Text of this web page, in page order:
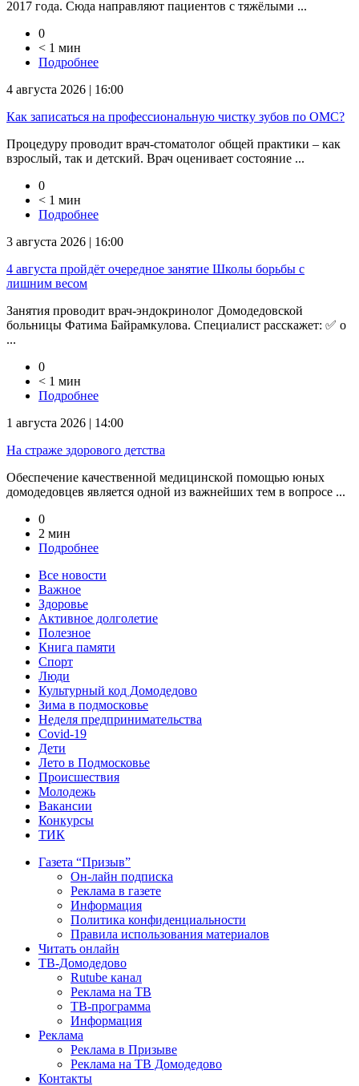
2017 года. Сюда направляют пациентов с тяжёлыми ...
0
< 1 мин
Подробнее
4 августа 2026 | 16:00
Как записаться на профессиональную чистку зубов по ОМС?
Процедуру проводит врач-стоматолог общей практики – как
взрослый, так и детский. Врач оценивает состояние ...
0
< 1 мин
Подробнее
3 августа 2026 | 16:00
4 августа пройдёт очередное занятие Школы борьбы с
лишним весом
Занятия проводит врач-эндокринолог Домодедовской
больницы Фатима Байрамкулова. Специалист расскажет: ✅ о
...
0
< 1 мин
Подробнее
1 августа 2026 | 14:00
На страже здорового детства
Обеспечение качественной медицинской помощью юных
домодедовцев является одной из важнейших тем в вопросе ...
0
2 мин
Подробнее
Все новости
Важное
Здоровье
Активное долголетие
Полезное
Книга памяти
Спорт
Люди
Культурный код Домодедово
Зима в подмосковье
Неделя предпринимательства
Covid-19
Дети
Лето в Подмосковье
Происшествия
Молодежь
Вакансии
Конкурсы
ТИК
Газета “Призыв”
Он-лайн подписка
Реклама в газете
Информация
Политика конфиденциальности
Правила использования материалов
Читать онлайн
ТВ-Домодедово
Rutube канал
Реклама на ТВ
ТВ-программа
Информация
Реклама
Реклама в Призыве
Реклама на ТВ Домодедово
Контакты